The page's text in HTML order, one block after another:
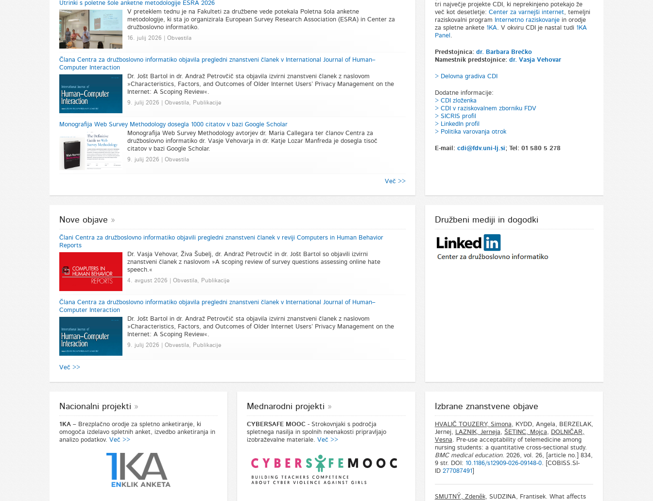
Utrinki s poletne šole anketne metodologije ESRA 2026
V preteklem tednu je na Fakulteti za družbene vede potekala Poletna šola anketne
metodologije, ki sta jo organizirala European Survey Research Association (ESRA) in Center za
družboslovno informatiko.
16. julij 2026 | Obvestila
Člana Centra za družboslovno informatiko objavila pregledni znanstveni članek v International Journal of Human–
Computer Interaction
Dr. Jošt Bartol in dr. Andraž Petrovčič sta objavila izvirni znanstveni članek z naslovom
»Characteristics, Factors, and Outcomes of Older Internet Users’ Privacy Management on the
Internet: A Scoping Review«.
9. julij 2026 | Obvestila, Publikacije
Monografija Web Survey Methodology dosegla 1000 citatov v bazi Google Scholar
Monografija Web Survey Methodology avtorjev dr. Maria Callegara ter članov Centra za
družboslovno informatiko dr. Vasje Vehovarja in dr. Katje Lozar Manfreda je dosegla tisoč
citatov v bazi Google Scholar.
9. julij 2026 | Obvestila
Več >>
tri največje projekte CDI, ki neprekinjeno potekajo že
več kot desetletje:Center za varnejši internet, temeljni
raziskovalni program
Internetno raziskovanje in orodje
za spletne ankete 1KA. V okviru CDI je nastal tudi 1KA
Panel .
Predstojnica:dr. Barbara Brečko
Namestnik predstojnice:dr. Vasja Vehovar
> Delovna gradiva CDI
Dodatne informacije:
> CDI zloženka
> CDI v raziskovalnem zborniku FDV
>SICRIS profil
> LinkedIn profil
> Politika varovanja otrok
E-mail:cdi@fdv.uni-lj.si; Tel: 01 580 5 278
Nove objave
Člani Centra za družboslovno informatiko objavili pregledni znanstveni članek v reviji Computers in Human Behavior
Reports
Dr. Vasja Vehovar, Živa Šubelj, dr. Andraž Petrovčič in dr. Jošt Bartol so objavili izvirni
znanstveni članek z naslovom »A scoping review of survey questions assessing online hate
speech.«
4. avgust 2026 | Obvestila, Publikacije
Člana Centra za družboslovno informatiko objavila pregledni znanstveni članek v International Journal of Human–
Computer Interaction
Dr. Jošt Bartol in dr. Andraž Petrovčič sta objavila izvirni znanstveni članek z naslovom
»Characteristics, Factors, and Outcomes of Older Internet Users’ Privacy Management on the
Internet: A Scoping Review«.
9. julij 2026 | Obvestila, Publikacije
Več >>
Družbeni mediji in dogodki
Nacionalni projekti
1KA –Brezplačno orodje za spletno anketiranje, ki
omogoča izdelavo spletnih anket, izvedbo anketiranja in
analizo podatkov. Več >>
Mednarodni projekti
CYBERSAFE MOOC- Strokovnjaki s področja
spletnega nasilja in spolnih neenakosti pripravljajo
izobraževalne materiale.Več >>
Izbrane znanstvene objave
HVALIČ TOUZERY, Simona, KYDD, Angela, BERZELAK,
Jernej, LAZNIK, Jerneja, ŠETINC, Mojca, DOLNIČAR,
Vesna. Pre-use acceptability of telemedicine among
nursing students: a quantitative cross-sectional study.
BMC medical education. 2026, vol. 26, [article no.] 834,
9 str. DOI: 10.1186/s12909-026-09148-0. [COBISS.SI-
ID 277087491
SMUTNÝ, Zdeněk, SUDZINA, Frantisek. What affects